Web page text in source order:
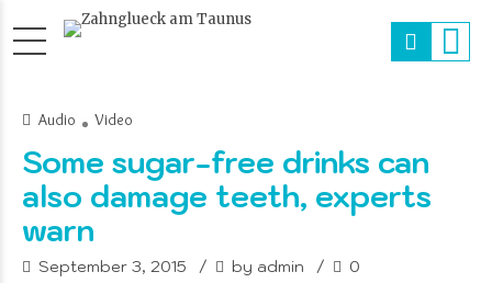
Audio Video
Some sugar-free drinks can
also damage teeth, experts
warn
September 3, 2015 by admin 0